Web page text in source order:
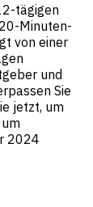
tägigen
Minuten-
von einer
und
Sie
jetzt, um
2024